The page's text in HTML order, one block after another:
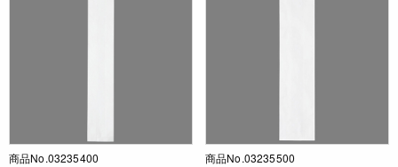
商品No.03235400 商品No.03235500